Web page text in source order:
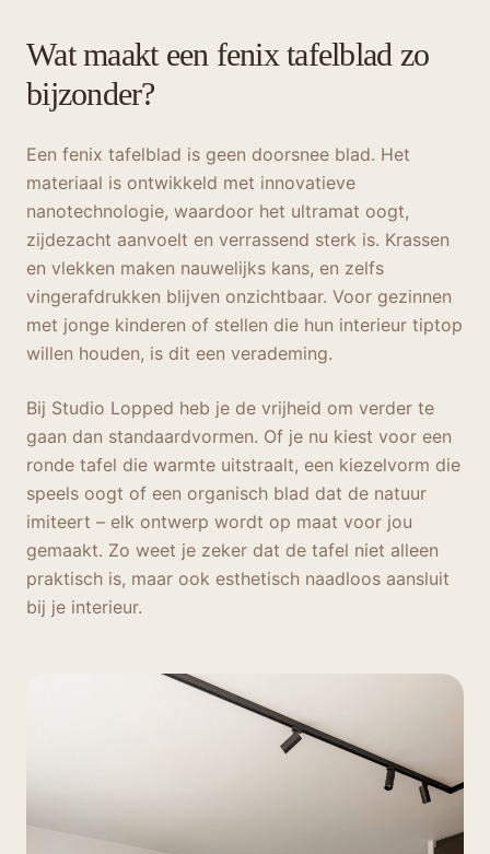
Wat maakt een fenix tafelblad zo
bijzonder?
Een fenix tafelblad is geen doorsnee blad. Het
materiaal is ontwikkeld met innovatieve
nanotechnologie, waardoor het ultramat oogt,
zijdezacht aanvoelt en verrassend sterk is. Krassen
en vlekken maken nauwelijks kans, en zelfs
vingerafdrukken blijven onzichtbaar. Voor gezinnen
met jonge kinderen of stellen die hun interieur tiptop
willen houden, is dit een verademing.
Bij Studio Lopped heb je de vrijheid om verder te
gaan dan standaardvormen. Of je nu kiest voor een
ronde tafel die warmte uitstraalt, een kiezelvorm die
speels oogt of een organisch blad dat de natuur
imiteert – elk ontwerp wordt op maat voor jou
gemaakt. Zo weet je zeker dat de tafel niet alleen
praktisch is, maar ook esthetisch naadloos aansluit
bij je interieur.